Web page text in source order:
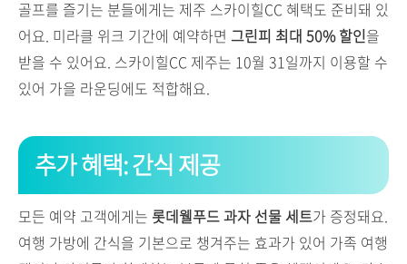
골프를 즐기는 분들에게는 제주 스카이힐CC 혜택도 준비돼 있
어요. 미라클 위크 기간에 예약하면 그린피 최대 50% 할인을
받을 수 있어요. 스카이힐CC 제주는 10월 31일까지 이용할 수
있어 가을 라운딩에도 적합해요.
추가 혜택: 간식 제공
모든 예약 고객에게는 롯데웰푸드 과자 선물 세트가 증정돼요.
여행 가방에 간식을 기본으로 챙겨주는 효과가 있어 가족 여행